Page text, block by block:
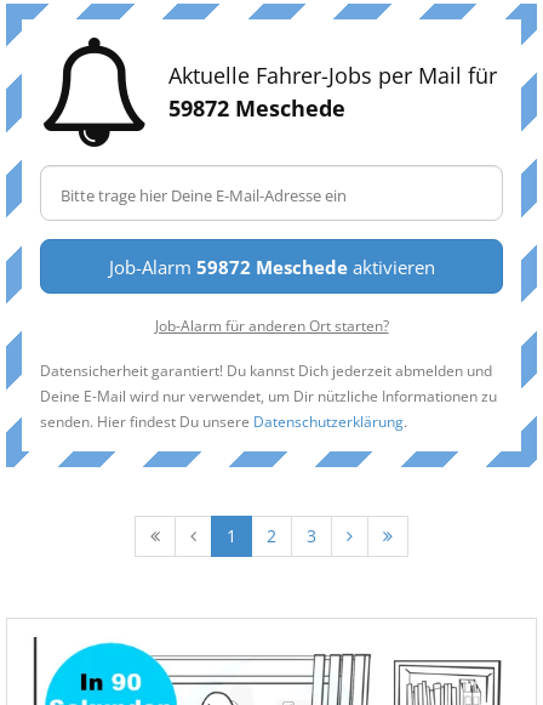
Aktuelle Fahrer-Jobs per Mail für
59872 Meschede
Job-Alarm 59872 Meschedeaktivieren
Job-Alarm für anderen Ort starten?
Datensicherheit garantiert! Du kannst Dich jederzeit abmelden und
Deine E-Mail wird nur verwendet, um Dir nützliche Informationen zu
senden. Hier findest Du unsere Datenschutzerklärung.
1 2 3